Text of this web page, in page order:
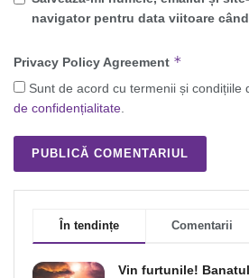
navigator pentru data viitoare
Privacy Policy Agreement *
Sunt de acord cu termenii și condițiile
de confidențialitate
În tendințe Comentarii
Vin furtunile!